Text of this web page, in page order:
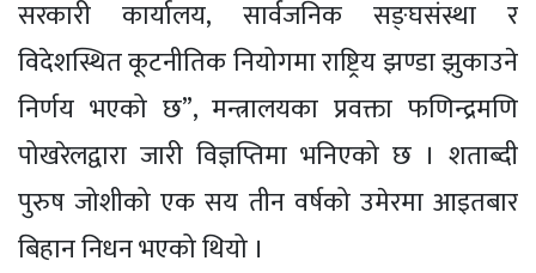
सरकारी कार्यालय, सार्वजनिक सङ्घसंस्था र
विदेशस्थित कूटनीतिक नियोगमा राष्ट्रिय झण्डा झुकाउने
निर्णय भएको छ”, मन्त्रालयका प्रवक्ता फणिन्द्रमणि
पोखरेलद्वारा जारी विज्ञप्तिमा भनिएको छ । शताब्दी
पुरुष जोशीको एक सय तीन वर्षको उमेरमा आइतबार
बिहान निधन भएको थियो ।